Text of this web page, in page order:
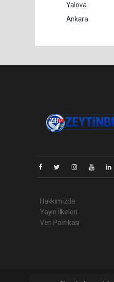
Yalova
Ankara
Hakkımızda
Yayın İlkeleri
Veri Politikası